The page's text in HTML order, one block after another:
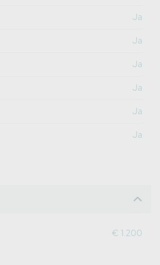
Ja
Ja
Ja
Ja
Ja
Ja
€ 1.200